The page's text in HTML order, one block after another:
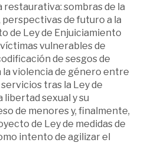
restaurativa: sombras de la
perspectivas de futuro a la
de Ley de Enjuiciamiento
vulnerables de
de sesgos de
violencia de género entre
tras la Ley de
sexual y su
de menores y, finalmente,
de Ley de medidas de
intento de agilizar el